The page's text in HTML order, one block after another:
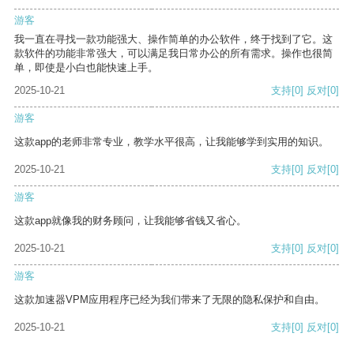
游客
我一直在寻找一款功能强大、操作简单的办公软件，终于找到了它。这
款软件的功能非常强大，可以满足我日常办公的所有需求。操作也很简
单，即使是小白也能快速上手。
2025-10-21
支持[0] 反对[0]
游客
这款app的老师非常专业，教学水平很高，让我能够学到实用的知识。
2025-10-21 支持[0] 反对[0]
游客
这款app就像我的财务顾问，让我能够省钱又省心。
2025-10-21 支持[0] 反对[0]
游客
这款加速器VPM应用程序已经为我们带来了无限的隐私保护和自由。
2025-10-21 支持[0] 反对[0]